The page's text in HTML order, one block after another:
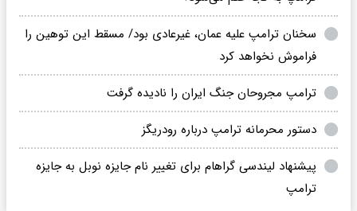
سخنان ترامپ علیه عمان، غیرعادی بود/ مسقط این توهین را
فراموش نخواهد کرد
ترامپ مجروحان جنگ ایران را نادیده گرفت
دستور محرمانه ترامپ درباره رودریگز
پیشنهاد لیندسی گراهام برای تغییر نام جایزه نوبل به جایزه
ترامپ